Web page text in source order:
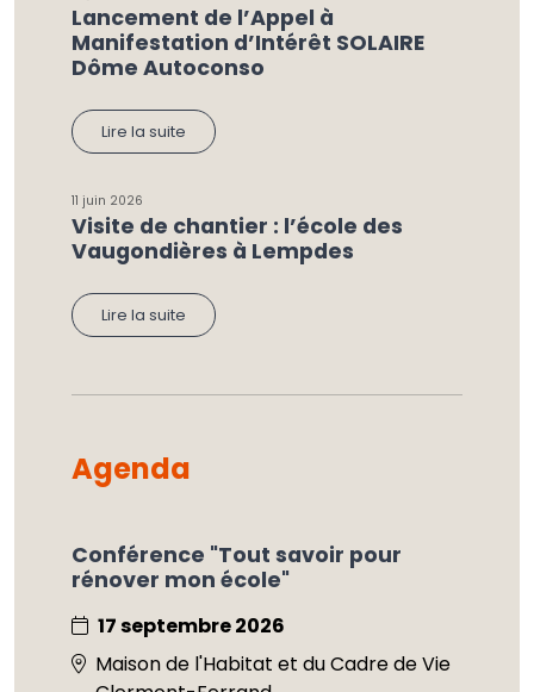
Lancement de l’Appel à
Manifestation d’Intérêt SOLAIRE
Dôme Autoconso
Lire la suite
11 juin 2026
Visite de chantier : l’école des
Vaugondières à Lempdes
Lire la suite
Agenda
Conférence "Tout savoir pour
rénover mon école"
17 septembre 2026
Maison de l'Habitat et du Cadre de Vie